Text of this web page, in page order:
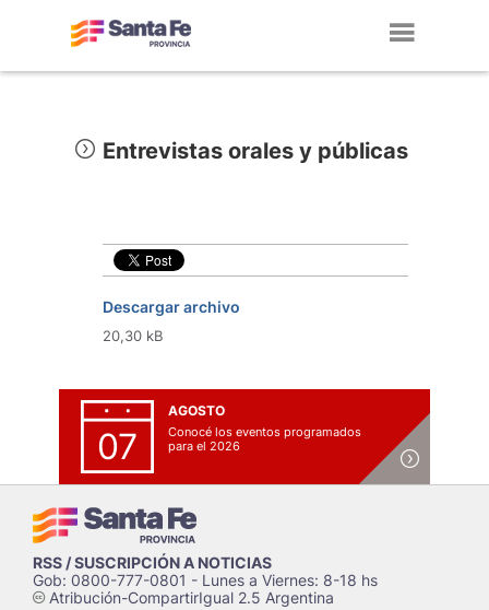
Entrevistas orales y públicas
Descargar archivo
20,30 kB
07
AGOSTO
Conocé los eventos programados
para el 2026
RSS / SUSCRIPCIÓN A NOTICIAS
Gob: 0800-777-0801 - Lunes a Viernes: 8-18 hs
cAtribución-CompartirIgual 2.5 Argentina